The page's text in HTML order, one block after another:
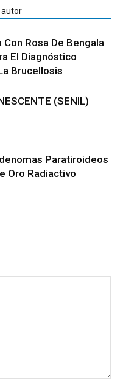
autor
Rosa De Bengala
El Diagnóstico
Brucellosis
(SENIL)
Paratiroideos
Oro Radiactivo